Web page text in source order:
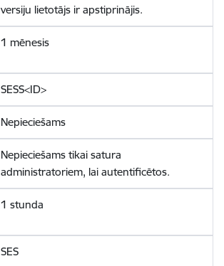
versiju lietotājs ir apstiprinājis.
1 mēnesis
SESS<ID>
Nepieciešams
Nepieciešams tikai satura
administratoriem, lai autentificētos.
1 stunda
SES